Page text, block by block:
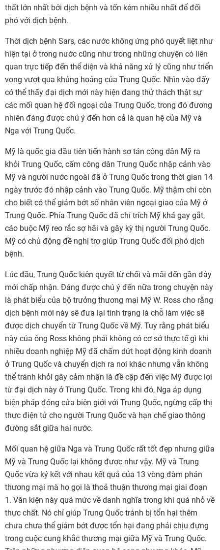
thất lớn nhất bởi dịch bệnh và tốn kém nhiều nhất để đối
phó với dịch bệnh.
Thời dịch bệnh Sars, các nước không ứng phó quyết liệt như
hiện tại ở trong nước cũng như trong những chuyện có liên
quan trực tiếp đến thể diện và khả năng xử lý cũng như triển
vọng vượt qua khủng hoảng của Trung Quốc. Nhìn vào đấy
có thể thấy đại dịch mới này hiện đang thử thách thật sự
các mối quan hệ đối ngoại của Trung Quốc, trong đó đương
nhiên đáng được chú ý đến hơn cả là quan hệ của Mỹ và
Nga với Trung Quốc.
Mỹ là quốc gia đầu tiên tiến hành sơ tán công dân Mỹ ra
khỏi Trung Quốc, cấm công dân Trung Quốc nhập cảnh vào
Mỹ và người nước ngoài đã ở Trung Quốc trong thời gian 14
ngày trước đó nhập cảnh vào Trung Quốc. Mỹ thậm chí còn
cho biết có thể giảm bớt số nhân viên ngoại giao của Mỹ ở
Trung Quốc. Phía Trung Quốc đã chỉ trích Mỹ khá gay gắt,
cáo buộc Mỹ reo rắc sợ hãi và gây kỳ thị người Trung Quốc.
Mỹ có chủ động đề nghị trợ giúp Trung Quốc đối phó dịch
bệnh.
Lúc đầu, Trung Quốc kiên quyết từ chối và mãi đến gần đây
mới chấp nhận. Đáng được chú ý đến nữa trong chuyện này
là phát biểu của bộ trưởng thương mại Mỹ W. Ross cho rằng
dịch bệnh mới này sẽ đưa lại tình trạng là chỗ làm việc sẽ
được dịch chuyển từ Trung Quốc về Mỹ. Tuy rằng phát biểu
này của ông Ross không phải không có cơ sở thực tế gì khi
nhiều doanh nghiệp Mỹ đã chấm dứt hoạt động kinh doanh
ở Trung Quốc và chuyển dịch ra nơi khác nhưng vẫn không
thể tránh khỏi gây cảm nhận là đề cập đến việc Mỹ được lợi
từ đại dịch này ở Trung Quốc. Trong khi đó, Nga áp dụng
biện pháp đóng cửa biên giới với Trung Quốc, ngừng cấp thị
thực điện tử cho người Trung Quốc và hạn chế giao thông
đường sắt giữa hai nước.
Mối quan hệ giữa Nga và Trung Quốc rất tốt đẹp nhưng giữa
Mỹ và Trung Quốc lại không được như vậy. Mỹ và Trung
Quốc vừa ký kết với nhau kết quả của 13 vòng đàm phán
thương mại mà họ gọi là thoả thuận thương mại giai đoạn
1. Văn kiện này quá mức về danh nghĩa trong khi quá nhỏ về
thực chất. Nó chỉ giúp Trung Quốc tránh bị tổn hại thêm
chưa chưa thể giảm bớt được tổn hại đang phải chịu đựng
trong cuộc cung khắc thương mại giữa Mỹ và Trung Quốc.